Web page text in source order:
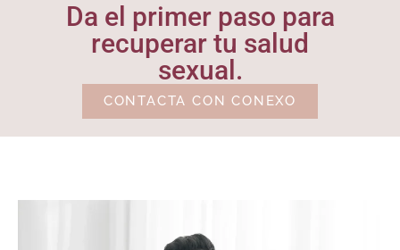
Da el primer paso para
recuperar tu salud
sexual.
CONTACTA CON CONEXO